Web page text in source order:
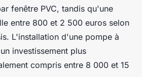
fenêtre PVC, tandis qu'une
entre 800 et 2 500 euros selon
L'installation d'une pompe à
investissement plus
compris entre 8 000 et 15